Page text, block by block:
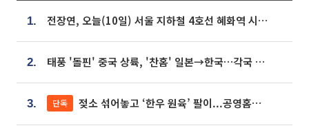
1. 전장연, 오늘(10일) 서울 지하철 4호선 혜화역 시위…1호선 용산역 무정차
2. 태풍 '돌핀' 중국 상륙, '찬홈' 일본→한국…각국 기상청 예상 경로는?
3. 단독 젖소 섞어놓고 ‘한우 원육’ 팔이...공영홈쇼핑 표기·검증 구멍